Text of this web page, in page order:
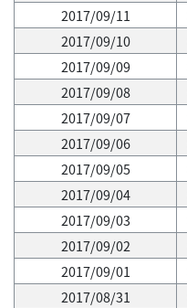
2017/09/11
2017/09/10
2017/09/09
2017/09/08
2017/09/07
2017/09/06
2017/09/05
2017/09/04
2017/09/03
2017/09/02
2017/09/01
2017/08/31